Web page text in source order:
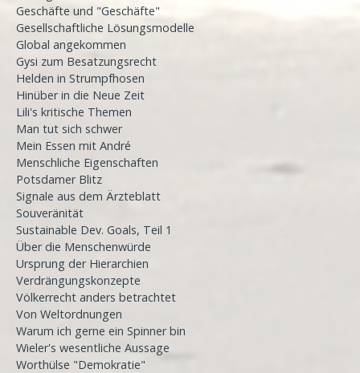
Geschäfte und "Geschäfte"
Gesellschaftliche Lösungsmodelle
Global angekommen
Gysi zum Besatzungsrecht
Helden in Strumpfhosen
Hinüber in die Neue Zeit
Lili's kritische Themen
Man tut sich schwer
Mein Essen mit André
Menschliche Eigenschaften
Potsdamer Blitz
Signale aus dem Ärzteblatt
Souveränität
Sustainable Dev. Goals, Teil 1
Über die Menschenwürde
Ursprung der Hierarchien
Verdrängungskonzepte
Völkerrecht anders betrachtet
Von Weltordnungen
Warum ich gerne ein Spinner bin
Wieler's wesentliche Aussage
Worthülse "Demokratie"